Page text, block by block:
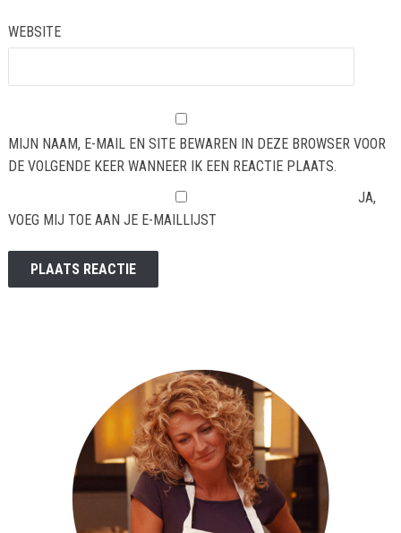
WEBSITE
MIJN NAAM, E-MAIL EN SITE BEWAREN IN DEZE BROWSER VOOR
DE VOLGENDE KEER WANNEER IK EEN REACTIE PLAATS.
JA,
VOEG MIJ TOE AAN JE E-MAILLIJST